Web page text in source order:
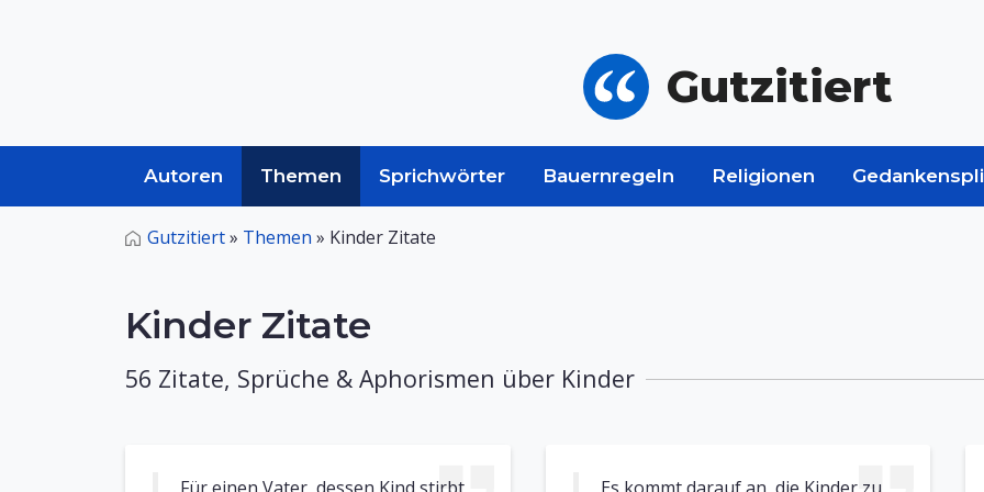
Gutzitiert
Autoren Themen Sprichwörter Bauernregeln Religionen
Gutzitiert» Themen » Kinder Zitate
Kinder Zitate
56 Zitate, Sprüche & Aphorismen über Kinder